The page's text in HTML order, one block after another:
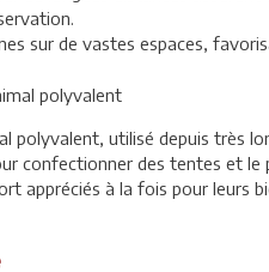
sur de vastes espaces,
polyvalent
polyvalent, utilisé depuis très
confectionner des tentes et le
appréciés à la fois pour leurs